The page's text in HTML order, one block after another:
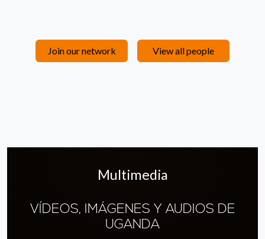
Join our network View all people
Multimedia
VÍDEOS, IMÁGENES Y AUDIOS DE
UGANDA